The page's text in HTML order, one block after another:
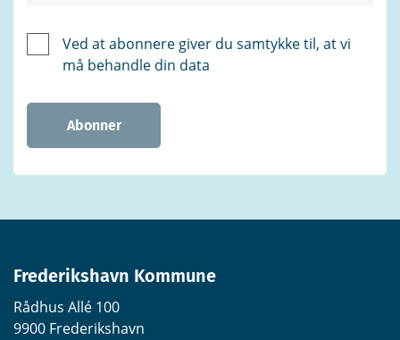
Ved at abonnere giver du samtykke til, at vi
må behandle din data
Abonner
Frederikshavn Kommune
Rådhus Allé 100
9900 Frederikshavn